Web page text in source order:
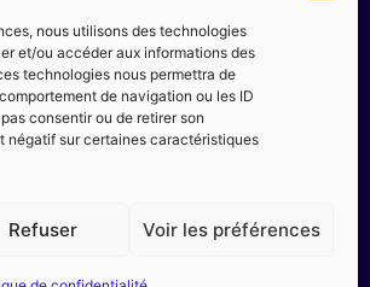
nous utilisons des technologies
et/ou accéder aux informations des
technologies nous permettra de
de navigation ou les ID
consentir ou de retirer son
négatif sur certaines caractéristiques
Refuser Voir les préférences
Règlement intérieur
Mentions Légales
Politique de confidentialité